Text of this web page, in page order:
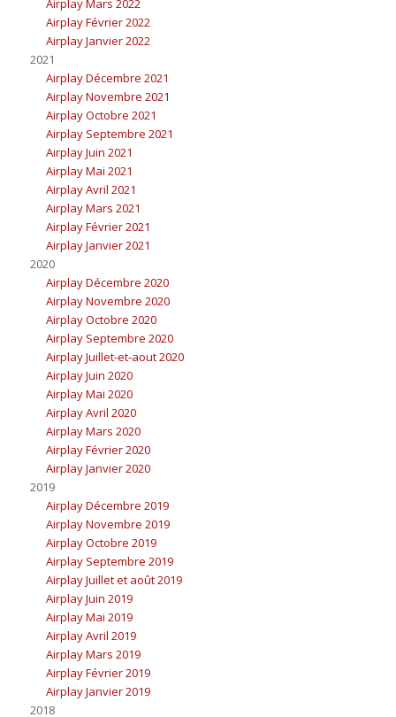
Airplay Mars 2022
Airplay Février 2022
Airplay Janvier 2022
2021
Airplay Décembre 2021
Airplay Novembre 2021
Airplay Octobre 2021
Airplay Septembre 2021
Airplay Juin 2021
Airplay Mai 2021
Airplay Avril 2021
Airplay Mars 2021
Airplay Février 2021
Airplay Janvier 2021
2020
Airplay Décembre 2020
Airplay Novembre 2020
Airplay Octobre 2020
Airplay Septembre 2020
Airplay Juillet-et-aout 2020
Airplay Juin 2020
Airplay Mai 2020
Airplay Avril 2020
Airplay Mars 2020
Airplay Février 2020
Airplay Janvier 2020
2019
Airplay Décembre 2019
Airplay Novembre 2019
Airplay Octobre 2019
Airplay Septembre 2019
Airplay Juillet et août 2019
Airplay Juin 2019
Airplay Mai 2019
Airplay Avril 2019
Airplay Mars 2019
Airplay Février 2019
Airplay Janvier 2019
2018